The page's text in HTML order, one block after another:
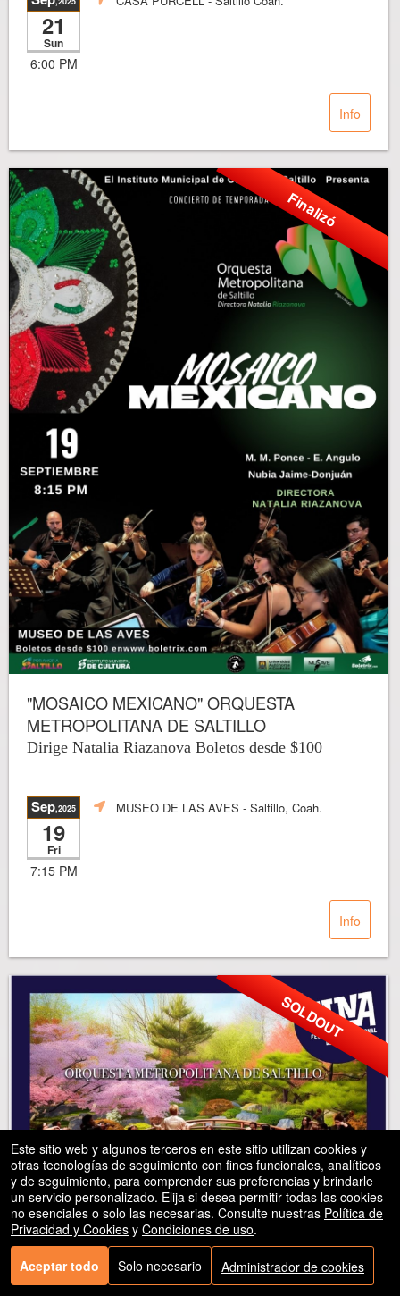
21
Sun
6:00 PM
Info
Finalizó
"MOSAICO MEXICANO" ORQUESTA
METROPOLITANA DE SALTILLO
Dirige Natalia Riazanova Boletos desde $100
Sep,2025
19
Fri
7:15 PM
MUSEO DE LAS AVES - Saltillo, Coah.
Info
SOLDOUT
Este sitio web y algunos terceros en este sitio utilizan cookies y
otras tecnologías de seguimiento con fines funcionales, analíticos
y de seguimiento, para comprender sus preferencias y brindarle
un servicio personalizado. Elija si desea permitir todas las cookies
no esenciales o solo las necesarias. Consulte nuestras Política de
Privacidad y Cookies y Condiciones de uso.
Aceptar todo Solo necesario Administrador de cookies